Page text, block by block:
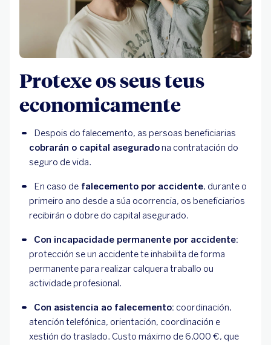
Protexe os seus teus
economicamente
Despois do falecemento, as persoas beneficiarias
cobrarán o capital asegurado na contratación do
seguro de vida.
En caso de falecemento por accidente, durante o
primeiro ano desde a súa ocorrencia, os beneficiarios
recibirán o dobre do capital asegurado.
Con incapacidade permanente por accidente:
protección se un accidente te inhabilita de forma
permanente para realizar calquera traballo ou
actividade profesional.
Con asistencia ao falecemento: coordinación,
atención telefónica, orientación, coordinación e
xestión do traslado. Custo máximo de 6.000 €, que